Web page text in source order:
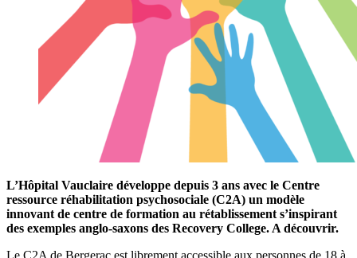
L’Hôpital Vauclaire développe depuis 3 ans avec le Centre
ressource réhabilitation psychosociale (C2A) un modèle
innovant de centre de formation au rétablissement s’inspirant
des exemples anglo-saxons des Recovery College. A découvrir.